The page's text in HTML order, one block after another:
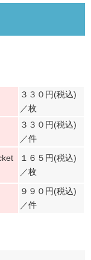
３３０円(税込)
／枚
３３０円(税込)
／件
１６５円(税込)
／枚
９９０円(税込)
／件